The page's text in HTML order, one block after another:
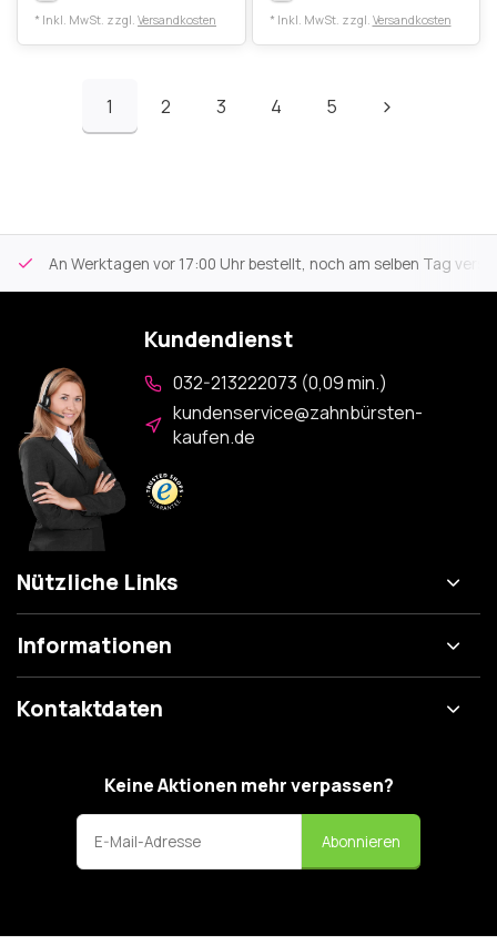
* Inkl. MwSt. zzgl. Versandkosten * Inkl. MwSt. zzgl. Versandkosten
1 2 3 4 5
An Werktagen vor 17:00 Uhr bestellt, noch am selben Tag
Kundendienst
032-213222073 (0,09 min.)
kundenservice@zahnbürsten-
kaufen.de
Nützliche Links
Informationen
Kontaktdaten
Keine Aktionen mehr verpassen?
Abonnieren